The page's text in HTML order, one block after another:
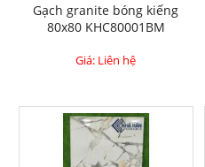
Gạch granite bóng kiếng
80x80 KHC80001BM
Giá: Liên hệ